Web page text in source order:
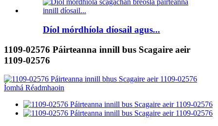
Díol mórdhíola díosail agus...
1109-02576 Páirteanna innill bus Scagaire aeir
1109-02576